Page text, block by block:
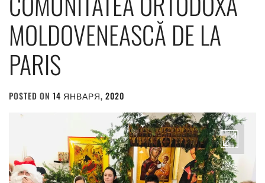
MOLDOVENEASCĂ DE LA
PARIS
POSTED ON 14 ЯНВАРЯ, 2020